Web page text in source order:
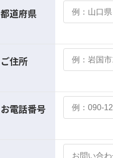
都道府県
ご住所
お電話番号